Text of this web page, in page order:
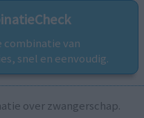
combinatie van
snel en eenvoudig.
over zwangerschap.